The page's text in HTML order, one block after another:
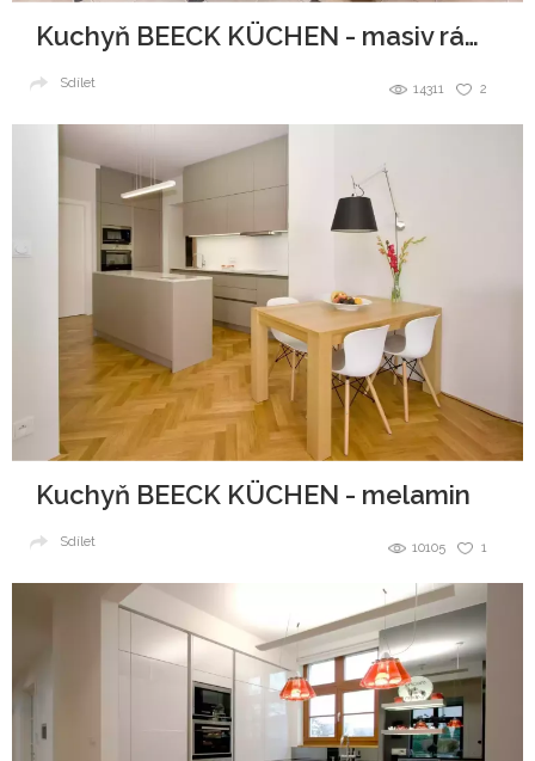
Kuchyň BEECK KÜCHEN - masiv rámeček
2
14311
Sdílet
Kuchyň BEECK KÜCHEN - melamin
1
10105
Sdílet